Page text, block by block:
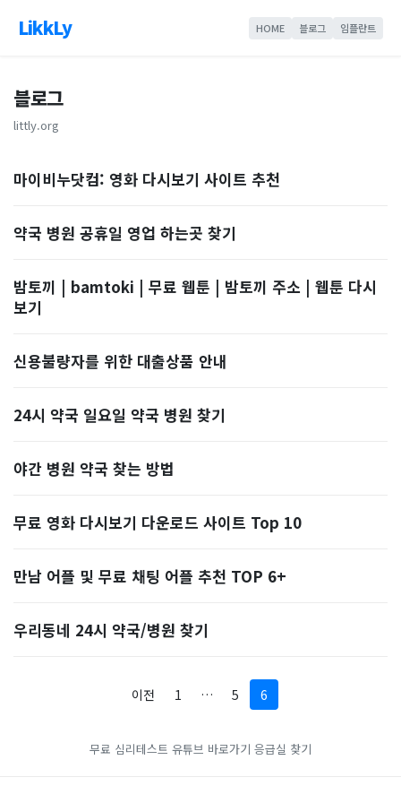
LikkLy HOME 블로그 임플란트
블로그
littly.org
마이비누닷컴: 영화 다시보기 사이트 추천
약국 병원 공휴일 영업 하는곳 찾기
밤토끼 | bamtoki | 무료 웹툰 | 밤토끼 주소 | 웹툰 다시
보기
신용불량자를 위한 대출상품 안내
24시 약국 일요일 약국 병원 찾기
야간 병원 약국 찾는 방법
무료 영화 다시보기 다운로드 사이트 Top 10
만남 어플 및 무료 채팅 어플 추천 TOP 6+
우리동네 24시 약국/병원 찾기
이전 1 … 5 6
무료 심리테스트 유튜브 바로가기 응급실 찾기